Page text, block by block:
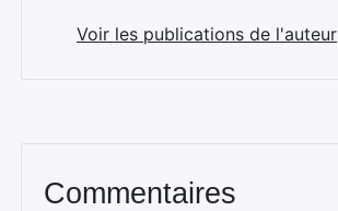
Voir les publications de l'auteur
Commentaires